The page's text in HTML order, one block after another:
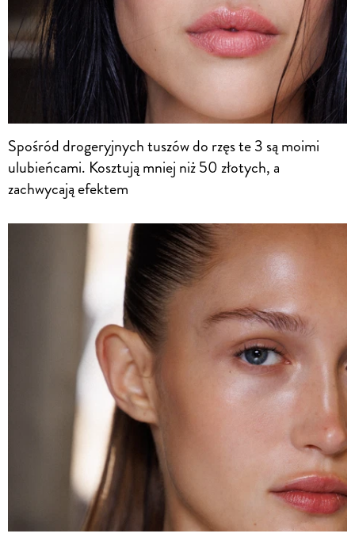
Spośród drogeryjnych tuszów do rzęs te 3 są moimi
ulubieńcami. Kosztują mniej niż 50 złotych, a
zachwycają efektem